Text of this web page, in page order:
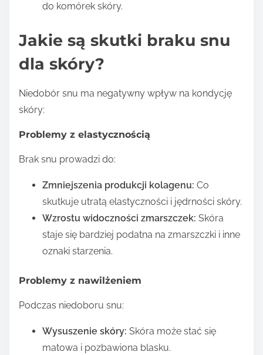
do komórek skóry.
Jakie są skutki braku snu
dla skóry?
Niedobór snu ma negatywny wpływ na kondycję
skóry:
Problemy z elastycznością
Brak snu prowadzi do:
Zmniejszenia produkcji kolagenu: Co
skutkuje utratą elastyczności i jędrności skóry.
Wzrostu widoczności zmarszczek: Skóra
staje się bardziej podatna na zmarszczki i inne
oznaki starzenia.
Problemy z nawilżeniem
Podczas niedoboru snu:
Wysuszenie skóry: Skóra może stać się
matowa i pozbawiona blasku.